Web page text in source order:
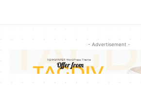
- Advertisement -